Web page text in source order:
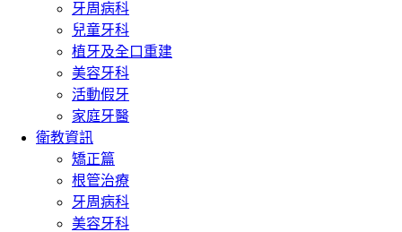
牙周病科
兒童牙科
植牙及全口重建
美容牙科
活動假牙
家庭牙醫
衛教資訊
矯正篇
根管治療
牙周病科
美容牙科